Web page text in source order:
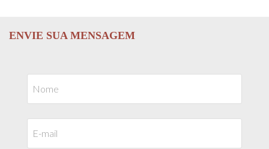
ENVIE SUA MENSAGEM